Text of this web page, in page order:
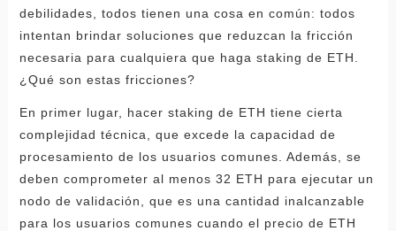
debilidades, todos tienen una cosa en común: todos
intentan brindar soluciones que reduzcan la fricción
necesaria para cualquiera que haga staking de ETH.
¿Qué son estas fricciones?
En primer lugar, hacer staking de ETH tiene cierta
complejidad técnica, que excede la capacidad de
procesamiento de los usuarios comunes. Además, se
deben comprometer al menos 32 ETH para ejecutar un
nodo de validación, que es una cantidad inalcanzable
para los usuarios comunes cuando el precio de ETH